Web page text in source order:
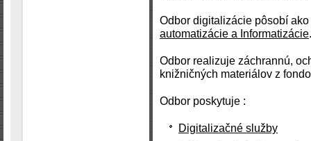
Odbor digitalizácie pôsobí
automatizácie a Informatizácie
Odbor realizuje záchrannú,
knižničných materiálov z
Odbor poskytuje :
Digitalizačné služby